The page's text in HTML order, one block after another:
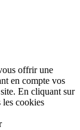
offrir une
en compte vos
En cliquant sur
cookies